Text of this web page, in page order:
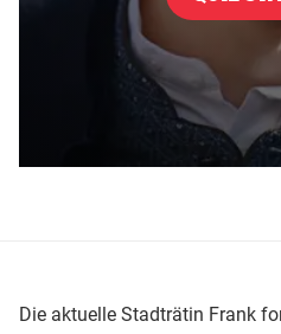
Die aktuelle Stadträtin Frank